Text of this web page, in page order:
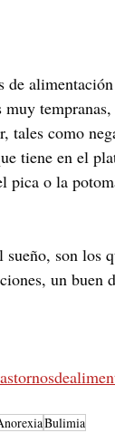
muy
tales como
tiene en el
o la
son los
un buen
Bulimia